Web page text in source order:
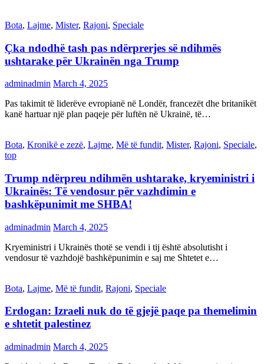
Bota, Lajme, Mister, Rajoni, Speciale
Çka ndodhë tash pas ndërprerjes së ndihmës
ushtarake për Ukrainën nga Trump
adminadmin March 4, 2025
Pas takimit të liderëve evropianë në Londër, francezët dhe britanikët
kanë hartuar një plan paqeje për luftën në Ukrainë, të…
Bota, Kronikë e zezë, Lajme, Më të fundit, Mister, Rajoni, Speciale,
top
Trump ndërpreu ndihmën ushtarake, kryeministri i
Ukrainës: Të vendosur për vazhdimin e
bashkëpunimit me SHBA!
adminadmin March 4, 2025
Kryeministri i Ukrainës thotë se vendi i tij është absolutisht i
vendosur të vazhdojë bashkëpunimin e saj me Shtetet e…
Bota, Lajme, Më të fundit, Rajoni, Speciale
Erdogan: Izraeli nuk do të gjejë paqe pa themelimin
e shtetit palestinez
adminadmin March 4, 2025